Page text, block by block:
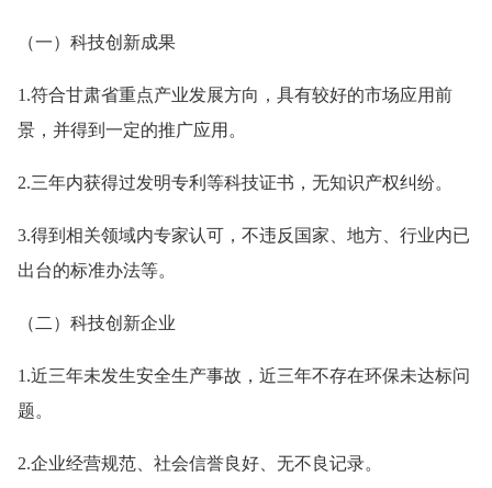
（一）科技创新成果
1.符合甘肃省重点产业发展方向，具有较好的市场应用前
景，并得到一定的推广应用。
2.三年内获得过发明专利等科技证书，无知识产权纠纷。
3.得到相关领域内专家认可，不违反国家、地方、行业内已
出台的标准办法等。
（二）科技创新企业
1.近三年未发生安全生产事故，近三年不存在环保未达标问
题。
2.企业经营规范、社会信誉良好、无不良记录。